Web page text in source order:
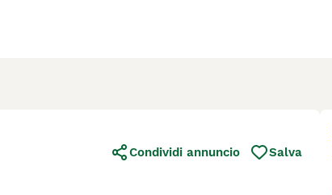
Condividi annuncio Salva